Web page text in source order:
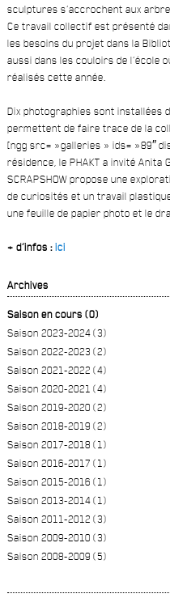
sculptures s’accrochent aux
Ce travail collectif est présenté
les besoins du projet dans la
aussi dans les couloirs de
réalisés cette année.
Dix photographies sont installées
permettent de faire trace de la
[ngg src= »galleries » ids= »89″
résidence, le PHAKT a invité Anita
SCRAPSHOW propose une
de curiosités et un travail
une feuille de papier photo et le
+ d’infos :ici
Archives
Saison en cours (0)
Saison 2023-2024 (3)
Saison 2022-2023 (2)
Saison 2021-2022 (4)
Saison 2020-2021 (4)
Saison 2019-2020 (2)
Saison 2018-2019 (2)
Saison 2017-2018 (1)
Saison 2016-2017 (1)
Saison 2015-2016 (1)
Saison 2013-2014 (1)
Saison 2011-2012 (3)
Saison 2009-2010 (3)
Saison 2008-2009 (5)